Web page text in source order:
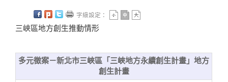
字級設定：
三峽區地方創生推動情形
多元徵案－新北市三峽區「三峽地方永續創生計畫」地方
創生計畫